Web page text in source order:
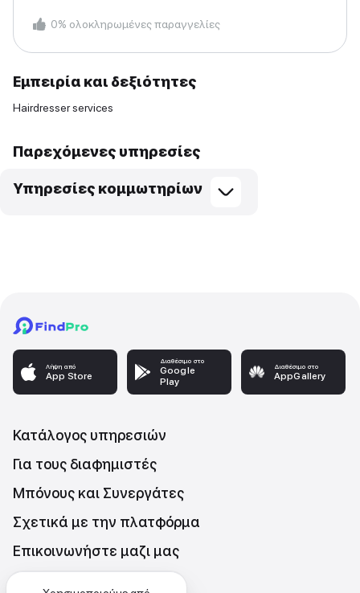
Εμπειρία και δεξιότητες
Hairdresser services
Παρεχόμενες υπηρεσίες
Υπηρεσίες κομμωτηρίων
0% ολοκληρωμένες παραγγελίες
Λήψη από
App Store
Διαθέσιμο στο
Google
Play
Διαθέσιμο στο
AppGallery
Κατάλογος υπηρεσιών
Για τους διαφημιστές
Μπόνους και Συνεργάτες
Σχετικά με την πλατφόρμα
Επικοινωνήστε μαζι μας
Τιμές